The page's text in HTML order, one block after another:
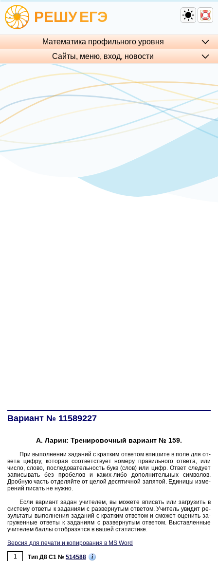
РЕШУЕГЭ
Математика профильного уровня
Сайты, меню, вход, но­во­сти
Вариант № 11589227
А. Ларин: Тренировочный вариант № 159.
При вы­пол­не­нии за­да­ний с крат­ким от­ве­том впи­ши­те в поле для от­
ве­та цифру, ко­то­рая со­от­вет­ству­ет но­ме­ру пра­виль­но­го от­ве­та, или
число, слово, по­сле­до­ва­тель­ность букв (слов) или цифр. Ответ сле­ду­ет
за­пи­сы­вать без про­бе­лов и каких-либо до­пол­ни­тель­ных сим­во­лов.
Дроб­ную часть от­де­ляй­те от целой де­ся­тич­ной за­пя­той. Еди­ни­цы из­ме­
ре­ний пи­сать не нужно.
Если ва­ри­ант задан учи­те­лем, вы мо­же­те впи­сать или за­гру­зить в
си­сте­му от­ве­ты к за­да­ни­ям с раз­вер­ну­тым от­ве­том. Учи­тель уви­дит ре­
зуль­та­ты вы­пол­не­ния за­да­ний с крат­ким от­ве­том и смо­жет оце­нить за­
гру­жен­ные от­ве­ты к за­да­ни­ям с раз­вер­ну­тым от­ве­том. Вы­став­лен­ные
учи­те­лем баллы отоб­ра­зят­ся в вашей ста­ти­сти­ке.
Версия для печати и копирования в MS Word
1
Тип Д8 C1 № 514588 i